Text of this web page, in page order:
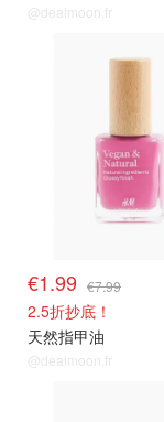
@dealmoon.fr
€1.99 €7.99
2.5折抄底！
天然指甲油
@dealmoon.fr